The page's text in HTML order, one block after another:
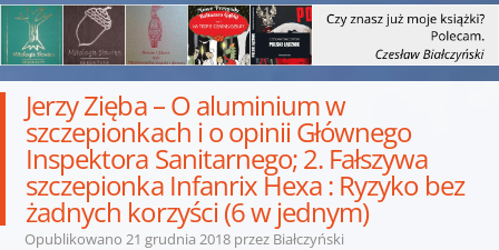
Jerzy Zięba – O aluminium w
szczepionkach i o opinii Głównego
Inspektora Sanitarnego; 2. Fałszywa
szczepionka Infanrix Hexa : Ryzyko bez
żadnych korzyści (6 w jednym)
Opublikowano 21 grudnia 2018przez Białczyński